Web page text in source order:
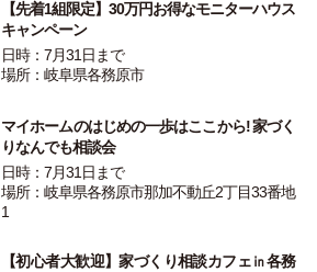
【先着1組限定】30万円お得なモニターハウス
キャンペーン
日時：7月31日まで
場所：岐阜県各務原市
マイホームのはじめの一歩はここから! 家づく
りなんでも相談会
日時：7月31日まで
場所：岐阜県各務原市那加不動丘2丁目33番地
1
【初心者大歓迎】家づくり相談カフェ㏌各務